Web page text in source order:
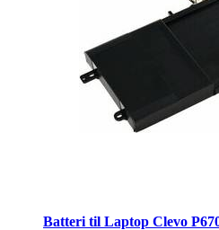
Batteri til Laptop Clevo